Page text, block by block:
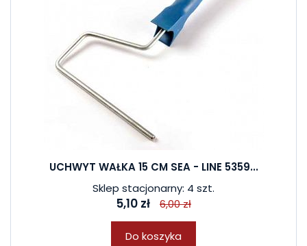
UCHWYT WAŁKA 15 CM SEA - LINE 5359...
Sklep stacjonarny: 4 szt.
5,10 zł 6,00 zł
Do koszyka